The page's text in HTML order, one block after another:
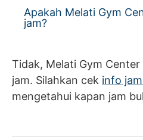
Apakah Melati Gym
jam?
Tidak, Melati Gym
jam. Silahkan cek info
mengetahui kapan jam